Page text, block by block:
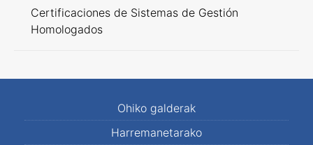
Certificaciones de Sistemas de Gestión
Homologados
Ohiko galderak
Harremanetarako